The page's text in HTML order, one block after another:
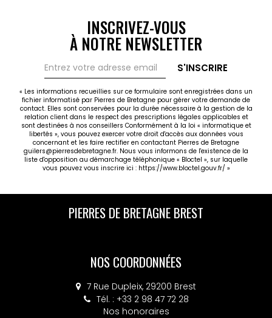
INSCRIVEZ-VOUS
À NOTRE NEWSLETTER
S'INSCRIRE
« Les informations recueillies sur ce formulaire sont enregistrées dans un
fichier informatisé par Pierres de Bretagne pour gérer votre demande de
contact. Elles sont conservées pour la durée nécessaire à la gestion de la
relation client dans le respect des prescriptions légales applicables et
sont destinées à nos conseillers Conformément à la loi « informatique et
libertés », vous pouvez exercer votre droit d'accès aux données vous
concernant et les faire rectifier en contactant Pierres de Bretagne
guilers@pierresdebretagne.fr. Nous vous informons de l'existence de la
liste d'opposition au démarchage téléphonique « Bloctel », sur laquelle
vous pouvez vous inscrire ici : https://www.bloctel.gouv.fr/ »
PIERRES DE BRETAGNE BREST
NOS COORDONNÉES
7 Rue Dupleix, 29200 Brest
Tél. : +33 2 98 47 72 28
Nos honoraires